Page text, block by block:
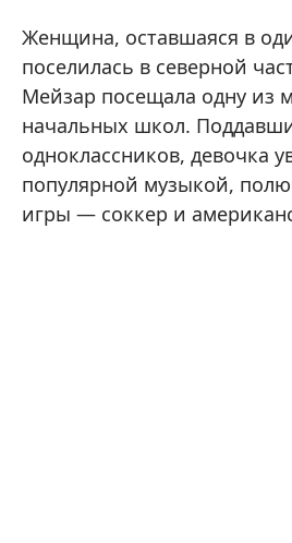
Женщина, оставшаяся в
поселилась в северной
Мейзар посещала одну из
начальных школ.
одноклассников, девочка
популярной музыкой,
игры — соккер и